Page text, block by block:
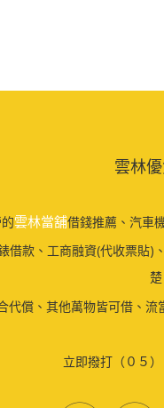
雲林
雲林當舖借錢推薦、汽車
借款、工商融資(代收票貼)
楚
代償、其他萬物皆可借、流
立即撥打（０５